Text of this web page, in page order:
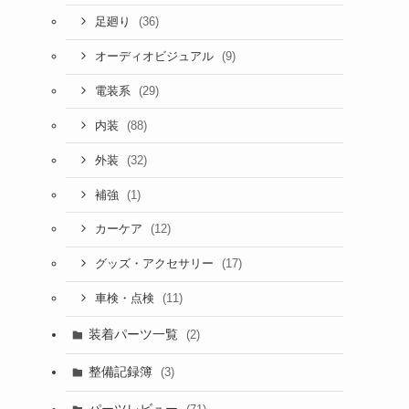
足廻り (36)
オーディオビジュアル (9)
電装系 (29)
内装 (88)
外装 (32)
補強 (1)
カーケア (12)
グッズ・アクセサリー (17)
車検・点検 (11)
装着パーツ一覧 (2)
整備記録簿 (3)